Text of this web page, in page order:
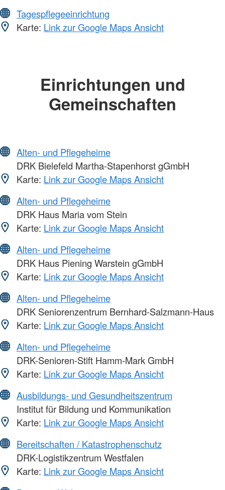
Tagespflegeeinrichtung
Karte: Link zur Google Maps Ansicht
Einrichtungen und
Gemeinschaften
Alten- und Pflegeheime
DRK Bielefeld Martha-Stapenhorst gGmbH
Karte: Link zur Google Maps Ansicht
Alten- und Pflegeheime
DRK Haus Maria vom Stein
Karte: Link zur Google Maps Ansicht
Alten- und Pflegeheime
DRK Haus Piening Warstein gGmbH
Karte: Link zur Google Maps Ansicht
Alten- und Pflegeheime
DRK Seniorenzentrum Bernhard-Salzmann-Haus
Karte: Link zur Google Maps Ansicht
Alten- und Pflegeheime
DRK-Senioren-Stift Hamm-Mark GmbH
Karte: Link zur Google Maps Ansicht
Ausbildungs- und Gesundheitszentrum
Institut für Bildung und Kommunikation
Karte: Link zur Google Maps Ansicht
Bereitschaften / Katastrophenschutz
DRK-Logistikzentrum Westfalen
Karte: Link zur Google Maps Ansicht